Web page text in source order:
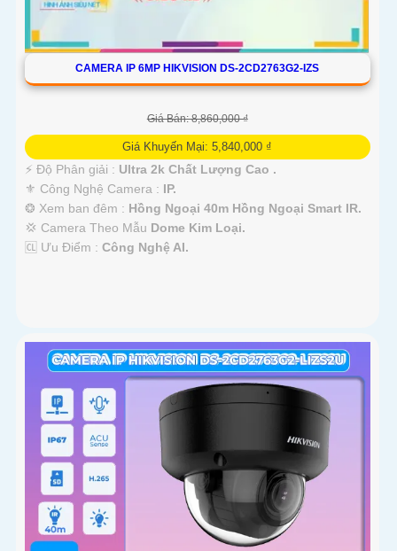
CAMERA IP 6MP HIKVISION DS-2CD2763G2-IZS
Giá Bán: 8,860,000 ₫
Giá Khuyến Mại: 5,840,000 ₫
️⚡ Độ Phân giải : Ultra 2k Chất Lượng Cao .
⚜️ Công Nghệ Camera : IP.
❂ Xem ban đêm : Hồng Ngoại 40m Hồng Ngoại Smart IR.
💢 Camera Theo Mẫu Dome Kim Loại.
️🆑 Ưu Điểm : Công Nghệ AI.